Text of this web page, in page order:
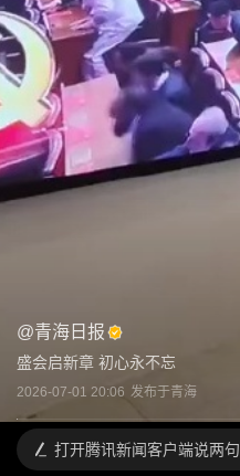
@青海日报
盛会启新章 初心永不忘
2026-07-01 20:06 发布于青海
打开腾讯新闻客户端说两句